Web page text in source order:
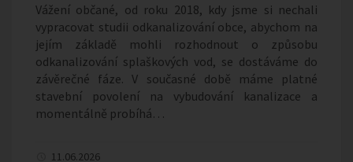
Vážení občané, od roku 2018, kdy jsme si nechali
vypracovat studii odkanalizování obce, abychom na
jejím základě mohli rozhodnout o způsobu
odkanalizování splaškových vod, se dostáváme do
závěrečné fáze. V současné době máme platné
stavební povolení na vybudování kanalizace a
momentálně probíhá…
11.06.2026